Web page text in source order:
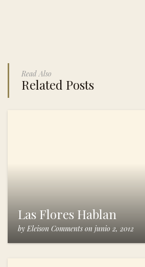
Read Also
Related Posts
Las Flores Hablan
by Eleison Comments on junio 2, 2012